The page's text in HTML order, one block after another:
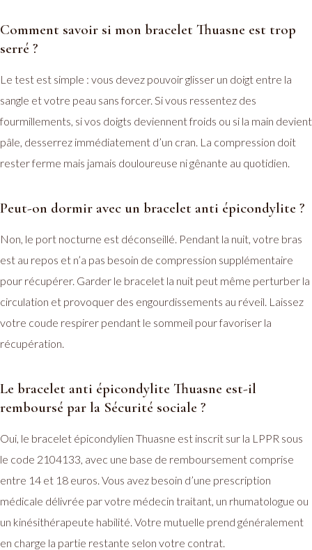
Comment savoir si mon bracelet Thuasne est trop
serré ?
Le test est simple : vous devez pouvoir glisser un doigt entre la
sangle et votre peau sans forcer. Si vous ressentez des
fourmillements, si vos doigts deviennent froids ou si la main devient
pâle, desserrez immédiatement d’un cran. La compression doit
rester ferme mais jamais douloureuse ni gênante au quotidien.
Peut-on dormir avec un bracelet anti épicondylite ?
Non, le port nocturne est déconseillé. Pendant la nuit, votre bras
est au repos et n’a pas besoin de compression supplémentaire
pour récupérer. Garder le bracelet la nuit peut même perturber la
circulation et provoquer des engourdissements au réveil. Laissez
votre coude respirer pendant le sommeil pour favoriser la
récupération.
Le bracelet anti épicondylite Thuasne est-il
remboursé par la Sécurité sociale ?
Oui, le bracelet épicondylien Thuasne est inscrit sur la LPPR sous
le code 2104133, avec une base de remboursement comprise
entre 14 et 18 euros. Vous avez besoin d’une prescription
médicale délivrée par votre médecin traitant, un rhumatologue ou
un kinésithérapeute habilité. Votre mutuelle prend généralement
en charge la partie restante selon votre contrat.